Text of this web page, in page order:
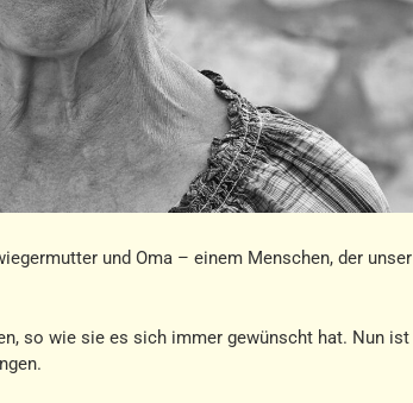
und Oma – einem Menschen, der unser
so wie sie es sich immer gewünscht hat. Nun ist